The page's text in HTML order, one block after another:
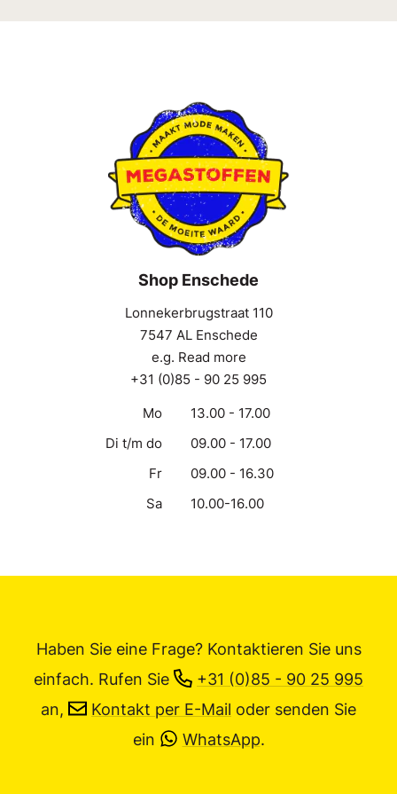
Shop Enschede
Lonnekerbrugstraat 110
7547 AL Enschede
e.g. Read more
+31 (0)85 - 90 25 995
Mo
13.00 - 17.00
Di t/m do
09.00 - 17.00
Fr
09.00 - 16.30
Sa
10.00-16.00
Haben Sie eine Frage? Kontaktieren Sie uns
einfach. Rufen Sie
+31 (0)85 - 90 25 995
an,
Kontakt per E-Mail oder senden Sie
ein
WhatsApp.